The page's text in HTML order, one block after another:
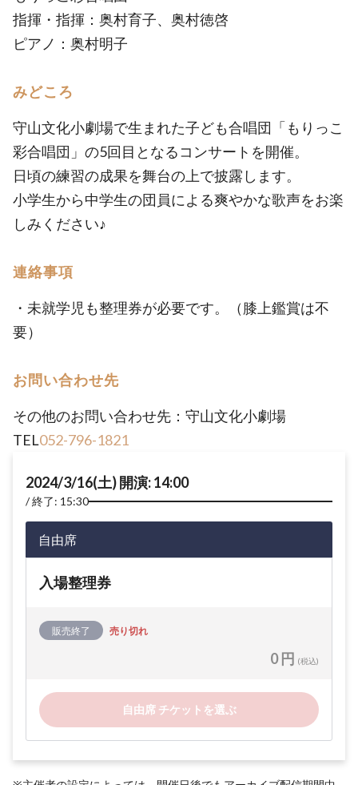
指揮・指揮：奥村育子、奥村徳啓
ピアノ：奥村明子
みどころ
守山文化小劇場で生まれた子ども合唱団「もりっこ
彩合唱団」の5回目となるコンサートを開催。
日頃の練習の成果を舞台の上で披露します。
小学生から中学生の団員による爽やかな歌声をお楽
しみください♪
連絡事項
・未就学児も整理券が必要です。（膝上鑑賞は不
要）
お問い合わせ先
その他のお問い合わせ先：守山文化小劇場
TEL052-796-1821
2024/3/16(土) 開演: 14:00
終了: 15:30
自由席
入場整理券
販売終了 売り切れ
0 円 (税込)
自由席 チケットを選ぶ